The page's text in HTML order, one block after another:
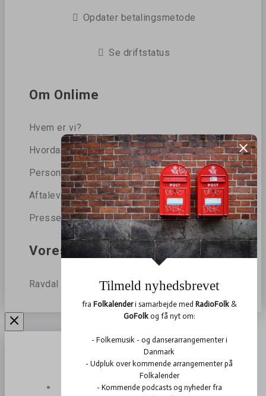
Opdater betalingsmetode
Se driftstatus
Om Onlime
Hvem er vi?
Hvordan beskytter vi dine data?
Persondatapolitik
Aftalevilkår
Presse
Vores blog
Ravdal
Arrangementer